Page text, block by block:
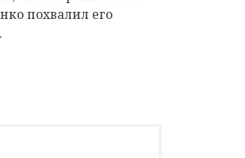
похвалил его